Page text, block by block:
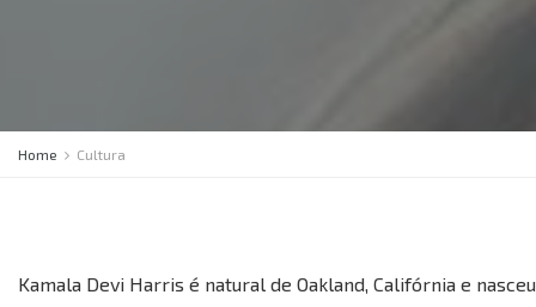
Home Cultura
Kamala Devi Harris é natural de Oakland, Califórnia e